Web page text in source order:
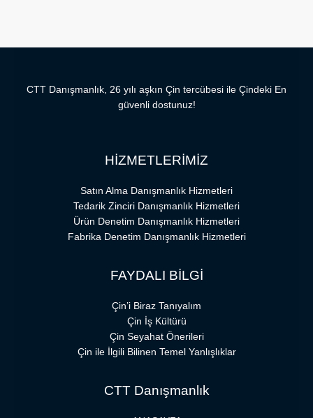
CTT Danışmanlık, 26 yılı aşkın Çin tercübesi ile Çindeki En
güvenli dostunuz!
HİZMETLERİMİZ
Satın Alma Danışmanlık Hizmetleri
Tedarik Zinciri Danışmanlık Hizmetleri
Ürün Denetim Danışmanlık Hizmetleri
Fabrika Denetim Danışmanlık Hizmetleri
FAYDALI BİLGİ
Çin’i Biraz Tanıyalım
Çin İş Kültürü
Çin Seyahat Önerileri
Çin ile İlgili Bilinen Temel Yanlışlıklar
CTT Danışmanlık